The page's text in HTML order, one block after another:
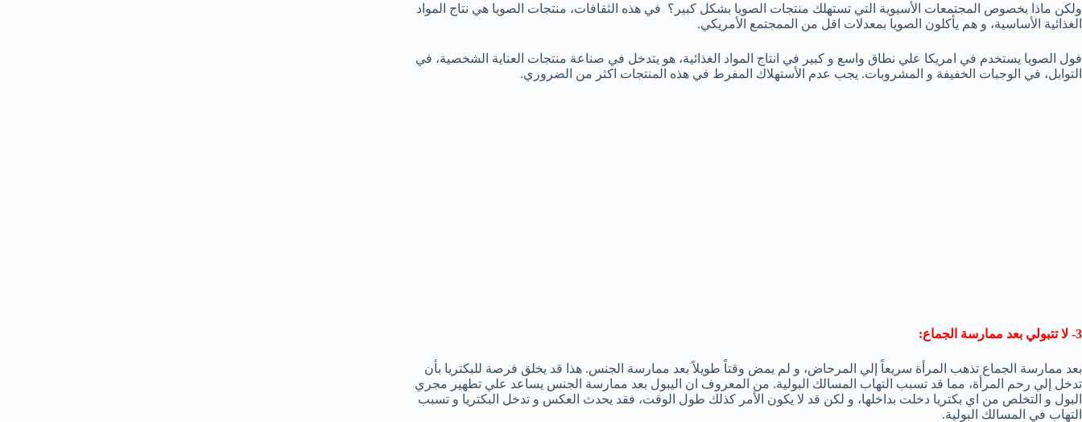
ولكن ماذا بخصوص المجتمعات الأسيوية التي تستهلك منتجات الصويا بشكل كبير؟ في هذه الثقافات، منتجات الصويا هي نتاج المواد
الغذائية الأساسية، و هم يأكلون الصويا بمعدلات اقل من الممجتمع الأمريكي.
فول الصويا يستخدم في امريكا علي نطاق واسع و كبير في انتاج المواد الغذائية، هو يتدخل في صناعة منتجات العناية الشخصية، في
التوابل، في الوجبات الخفيفة و المشروبات. يجب عدم الأستهلاك المفرط في هذه المنتجات اكثر من الضروري.
3- لا تتبولي بعد ممارسة الجماع:
بعد ممارسة الجماع تذهب المرأة سريعاً إلي المرحاض، و لم يمض وقتاً طويلاً بعد ممارسة الجنس. هذا قد يخلق فرصة للبكتريا بأن
تدخل إلي رحم المرأة، مما قد تسبب التهاب المسالك البولية. من المعروف ان اليبول بعد ممارسة الجنس يساعد علي تطهير مجري
البول و التخلص من اي بكتريا دخلت بداخلها، و لكن قد لا يكون الأمر كذلك طول الوقت، فقد يحدث العكس و تدخل البكتريا و تسبب
التهاب في المسالك البولية.